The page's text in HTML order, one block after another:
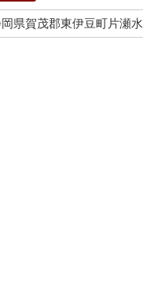
県賀茂郡東伊豆町片瀬